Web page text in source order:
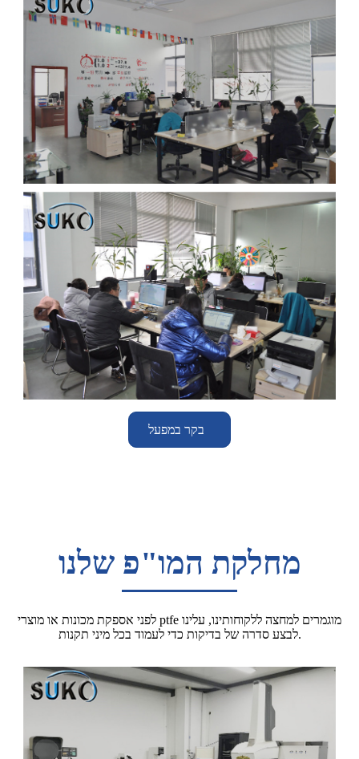
בקר במפעל
מחלקת המו"פ שלנו
לפני אספקת מכונות או מוצרי ptfe מוגמרים למחצה ללקוחותינו, עלינו
לבצע סדרה של בדיקות כדי לעמוד בכל מיני תקנות.